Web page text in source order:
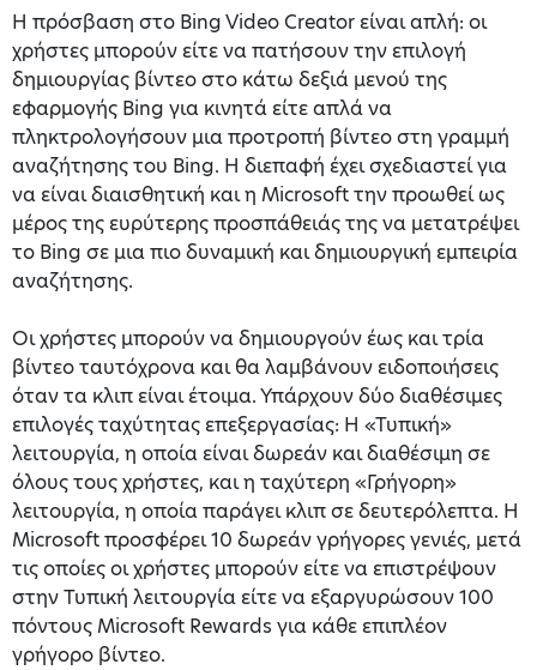
Η πρόσβαση στο Bing Video Creator είναι απλή: οι
χρήστες μπορούν είτε να πατήσουν την επιλογή
δημιουργίας βίντεο στο κάτω δεξιά μενού της
εφαρμογής Bing για κινητά είτε απλά να
πληκτρολογήσουν μια προτροπή βίντεο στη γραμμή
αναζήτησης του Bing. Η διεπαφή έχει σχεδιαστεί για
να είναι διαισθητική και η Microsoft την προωθεί ως
μέρος της ευρύτερης προσπάθειάς της να μετατρέψει
το Bing σε μια πιο δυναμική και δημιουργική εμπειρία
αναζήτησης.
Οι χρήστες μπορούν να δημιουργούν έως και τρία
βίντεο ταυτόχρονα και θα λαμβάνουν ειδοποιήσεις
όταν τα κλιπ είναι έτοιμα. Υπάρχουν δύο διαθέσιμες
επιλογές ταχύτητας επεξεργασίας: Η «Τυπική»
λειτουργία, η οποία είναι δωρεάν και διαθέσιμη σε
όλους τους χρήστες, και η ταχύτερη «Γρήγορη»
λειτουργία, η οποία παράγει κλιπ σε δευτερόλεπτα. Η
Microsoft προσφέρει 10 δωρεάν γρήγορες γενιές, μετά
τις οποίες οι χρήστες μπορούν είτε να επιστρέψουν
στην Τυπική λειτουργία είτε να εξαργυρώσουν 100
πόντους Microsoft Rewards για κάθε επιπλέον
γρήγορο βίντεο.